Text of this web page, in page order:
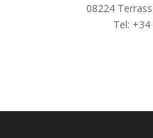
08224
Tel: